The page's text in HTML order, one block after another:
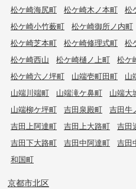
松ケ崎海尻町
松ケ崎木ノ本町 松
松ケ崎小竹薮町
松ケ崎御所ノ内町
松ケ崎芝本町
松ケ崎修理式町 松
松ケ崎西山
松ケ崎樋ノ上町 松ケ
松ケ崎六ノ坪町
山端壱町田町 山
山端川端町
山端滝ケ鼻町 山端大
山端柳ケ坪町
吉田泉殿町 吉田牛
吉田上阿達町
吉田上大路町 吉田
吉田下大路町
吉田中阿達町 吉田
和国町
京都市北区